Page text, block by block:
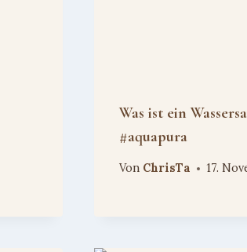
Was ist ein
#aquapura
Von ChrisTa 17.